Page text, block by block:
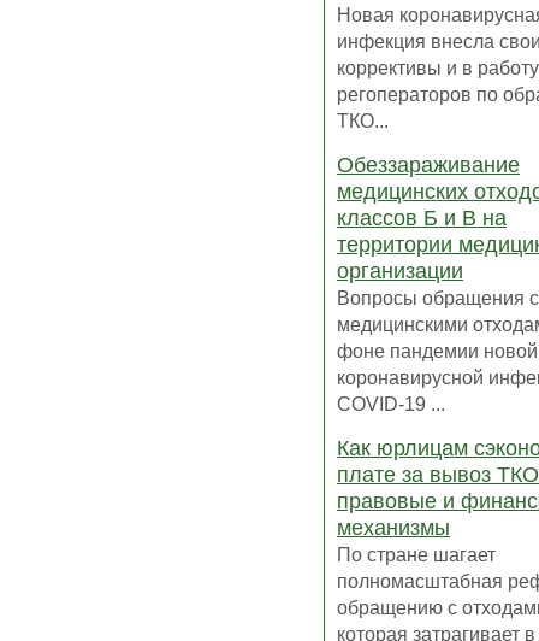
Новая
инфекция внесла
коррективы и в работу
регоператоров по
ТКО...
Обеззараживание
медицинских
классов Б и В на
территории
организации
Вопросы обращения с
медицинскими
фоне пандемии новой
коронавирусной
COVID-19 ...
Как юрлицам
плате за вывоз
правовые и
механизмы
По стране шагает
полномасштабная
обращению с
которая затрагивает